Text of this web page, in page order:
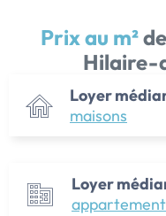
Prix au m²
Hilaire-
Loyer
maisons
Loyer